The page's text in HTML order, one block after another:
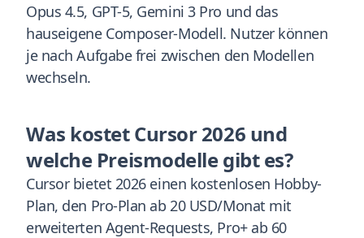
Opus 4.5, GPT-5, Gemini 3 Pro und das
hauseigene Composer-Modell. Nutzer können
je nach Aufgabe frei zwischen den Modellen
wechseln.
Was kostet Cursor 2026 und
welche Preismodelle gibt es?
Cursor bietet 2026 einen kostenlosen Hobby-
Plan, den Pro-Plan ab 20 USD/Monat mit
erweiterten Agent-Requests, Pro+ ab 60